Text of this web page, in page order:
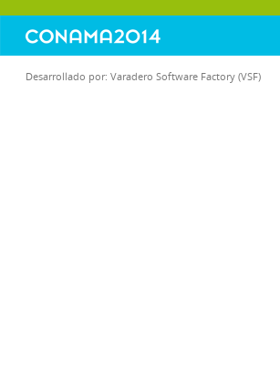
Desarrollado por: Varadero Software Factory (VSF)